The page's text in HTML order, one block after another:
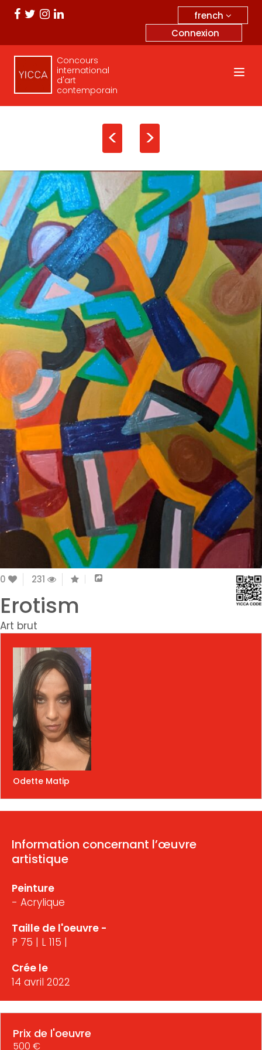
french
Connexion
Concours
international
d'art
contemporain
< >
0 231
Erotism
Art brut
Odette Matip
Information concernant l’œuvre
artistique
Peinture
- Acrylique
Taille de l'oeuvre -
P 75 | L 115 |
Crée le
14 avril 2022
Prix de l'oeuvre
500 €